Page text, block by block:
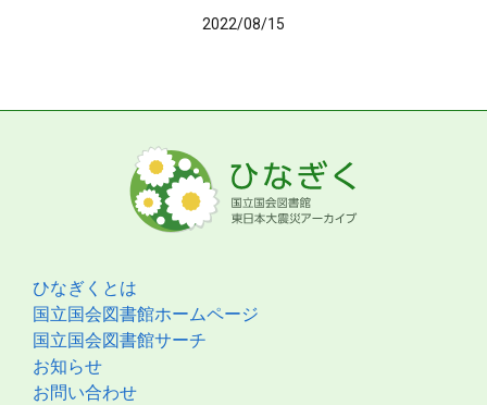
2022/08/15
ひなぎくとは
国立国会図書館ホームページ
国立国会図書館サーチ
お知らせ
お問い合わせ